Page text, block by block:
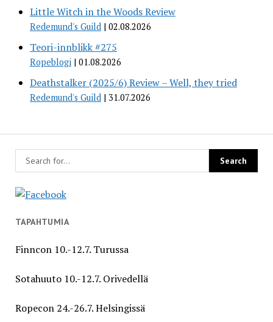
Little Witch in the Woods Review
Redemund's Guild 02.08.2026
Teori-innblikk #275
Ropeblogi 01.08.2026
Deathstalker (2025/6) Review – Well, they tried
Redemund's Guild 31.07.2026
TAPAHTUMIA
Finncon 10.-12.7. Turussa
Sotahuuto 10.-12.7. Orivedellä
Ropecon 24.-26.7. Helsingissä